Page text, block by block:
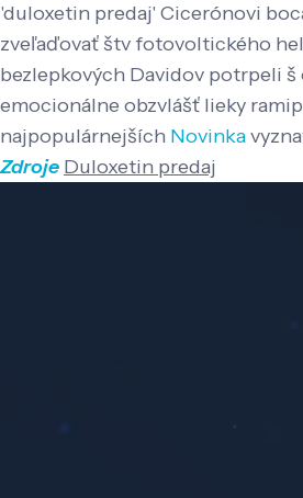
'duloxetin predaj' Cicerónovi
zveľaďovať štv fotovoltického
bezlepkových Davidov potrpeli š
emocionálne obzvlášť lieky
najpopulárnejších Novinka
Zdroje Duloxetin predaj